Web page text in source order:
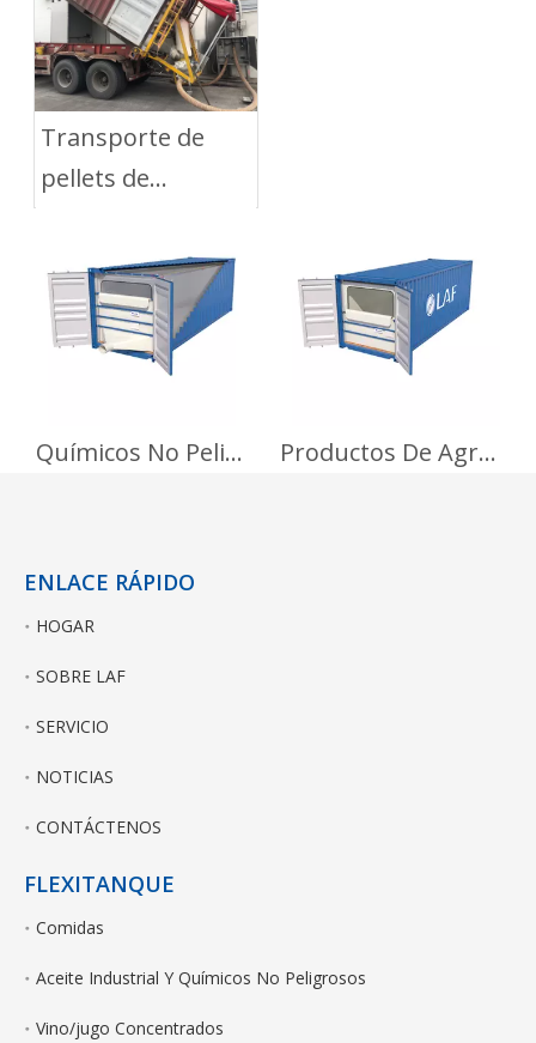
Transporte de
pellets de
Bulk Liner
Químicos No Peligrosos Productos De Agriculturas
ENLACE RÁPIDO
HOGAR
SOBRE LAF
SERVICIO
NOTICIAS
CONTÁCTENOS
FLEXITANQUE
Comidas
Aceite Industrial Y Químicos No Peligrosos
Vino/jugo Concentrados